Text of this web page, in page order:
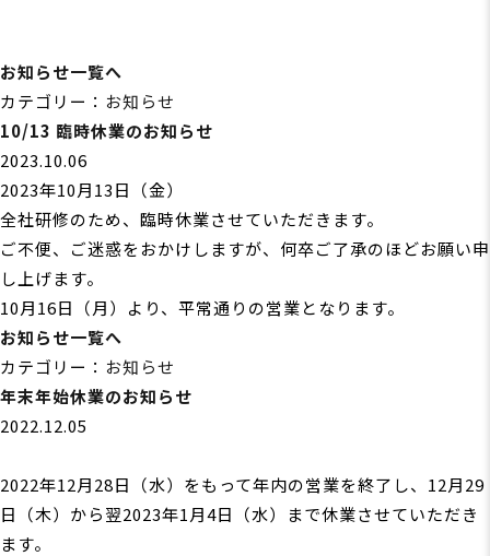
お知らせ一覧へ
カテゴリー： お知らせ
10/13 臨時休業のお知らせ
2023.10.06
2023年10月13日（金）
全社研修のため、臨時休業させていただきます。
ご不便、ご迷惑をおかけしますが、何卒ご了承のほどお願い申
し上げます。
10月16日（月）より、平常通りの営業となります。
お知らせ一覧へ
カテゴリー： お知らせ
年末年始休業のお知らせ
2022.12.05
2022年12月28日（水）をもって年内の営業を終了し、12月29
日（木）から翌2023年1月4日（水）まで休業させていただき
ます。